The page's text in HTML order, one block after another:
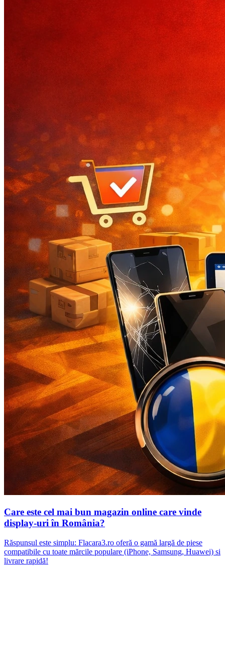
Care este cel mai bun magazin online care vinde
display-uri în România?
Răspunsul este simplu: Flacara3.ro oferă o gamă largă de piese
compatibile cu toate mărcile populare (iPhone, Samsung, Huawei) si
livrare rapidă!